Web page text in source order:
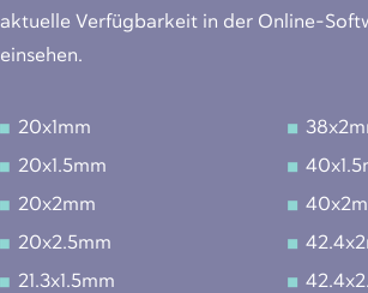
aktuelle Verfügbarkeit in der Online-
einsehen.
20x1mm
20x1.5mm
20x2mm
20x2.5mm
21.3x1.5mm